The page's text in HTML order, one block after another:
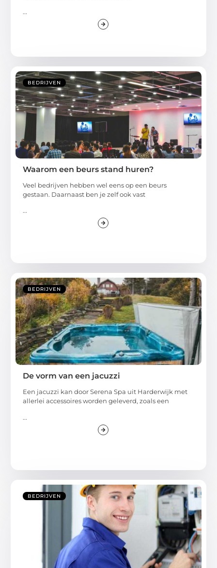
...
BEDRIJVEN
Waarom een beurs stand huren?
Veel bedrijven hebben wel eens op een beurs
gestaan. Daarnaast ben je zelf ook vast
...
BEDRIJVEN
De vorm van een jacuzzi
Een jacuzzi kan door Serena Spa uit Harderwijk met
allerlei accessoires worden geleverd, zoals een
...
BEDRIJVEN